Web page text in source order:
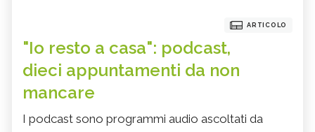
ARTICOLO
"Io resto a casa": podcast,
dieci appuntamenti da non
mancare
I podcast sono programmi audio ascoltati da